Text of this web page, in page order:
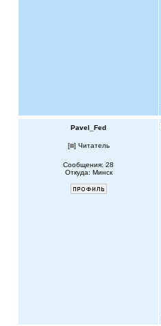
Pavel_Fed
[ ] Читатель
Сообщения: 28
Откуда: Минск